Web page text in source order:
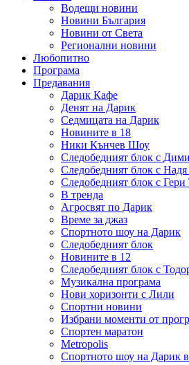
Водещи новини
Новини България
Новини от Света
Регионални новини
Любопитно
Програма
Предавания
Дарик Кафе
Денят на Дарик
Седмицата на Дарик
Новините в 18
Ники Кънчев Шоу
Следобедният блок с
Следобедният блок с
Следобедният блок с Гери
В тренда
Агросвят по Дарик
Време за джаз
Спортното шоу на Дарик
Следобедният блок
Новините в 12
Следобедният блок с
Музикална програма
Нови хоризонти с Лили
Спортни новини
Избрани моменти от
Спортен маратон
Metropolis
Спортното шоу на Дарик